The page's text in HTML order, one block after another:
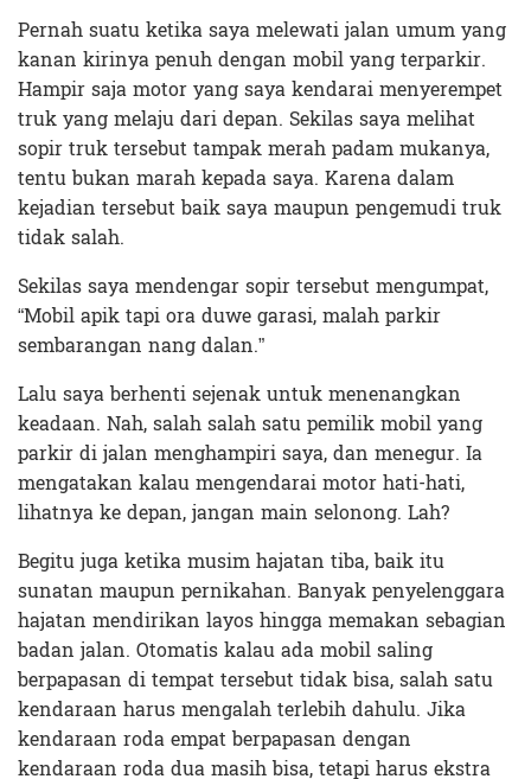
Pernah suatu ketika saya melewati jalan umum yang
kanan kirinya penuh dengan mobil yang terparkir.
Hampir saja motor yang saya kendarai menyerempet
truk yang melaju dari depan. Sekilas saya melihat
sopir truk tersebut tampak merah padam mukanya,
tentu bukan marah kepada saya. Karena dalam
kejadian tersebut baik saya maupun pengemudi truk
tidak salah.
Sekilas saya mendengar sopir tersebut mengumpat,
“Mobil apik tapi ora duwe garasi, malah parkir
sembarangan nang dalan.”
Lalu saya berhenti sejenak untuk menenangkan
keadaan. Nah, salah salah satu pemilik mobil yang
parkir di jalan menghampiri saya, dan menegur. Ia
mengatakan kalau mengendarai motor hati-hati,
lihatnya ke depan, jangan main selonong. Lah?
Begitu juga ketika musim hajatan tiba, baik itu
sunatan maupun pernikahan. Banyak penyelenggara
hajatan mendirikan layos hingga memakan sebagian
badan jalan. Otomatis kalau ada mobil saling
berpapasan di tempat tersebut tidak bisa, salah satu
kendaraan harus mengalah terlebih dahulu. Jika
kendaraan roda empat berpapasan dengan
kendaraan roda dua masih bisa, tetapi harus ekstra